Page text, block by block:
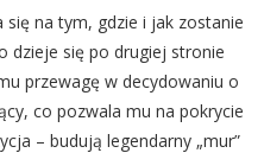
się na tym, gdzie i jak zostanie
dzieje się po drugiej stronie
przewagę w decydowaniu o
co pozwala mu na pokrycie
– budują legendarny „mur”